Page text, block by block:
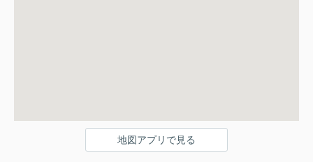
地図アプリで見る